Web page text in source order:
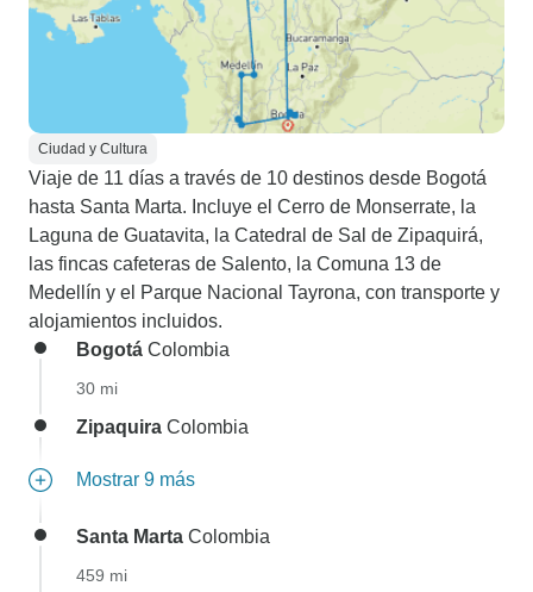
Ciudad y Cultura
Viaje de 11 días a través de 10 destinos desde Bogotá
hasta Santa Marta. Incluye el Cerro de Monserrate, la
Laguna de Guatavita, la Catedral de Sal de Zipaquirá,
las fincas cafeteras de Salento, la Comuna 13 de
Medellín y el Parque Nacional Tayrona, con transporte y
alojamientos incluidos.
Bogotá Colombia
30 mi
Zipaquira Colombia
Mostrar 9 más
Santa Marta Colombia
459 mi